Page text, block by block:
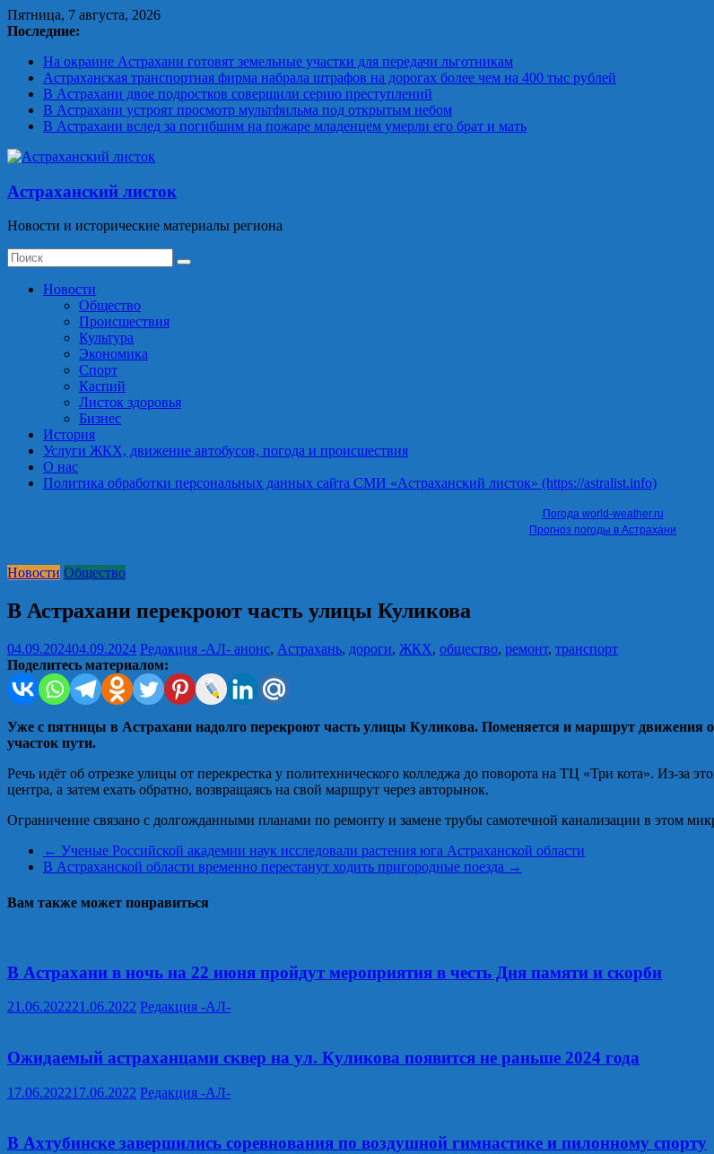
Skip
to
Пятница, 7 августа, 2026
Последние:
На окраине Астрахани готовят земельные участки для передачи льготникам
Астраханская транспортная фирма набрала штрафов на дорогах более чем на 400 тыс рублей
В Астрахани двое подростков совершили серию преступлений
В Астрахани устроят просмотр мультфильма под открытым небом
В Астрахани вслед за погибшим на пожаре младенцем умерли его брат и мать
Астраханский листок
Новости и исторические материалы региона
Новости
Общество
Происшествия
Культура
Экономика
Спорт
Каспий
Листок здоровья
Бизнес
История
Услуги ЖКХ, движение автобусов, погода и происшествия
О нас
Политика обработки персональных данных сайта СМИ «Астраханский листок» (https://astralist.info)
Погода world-weather.ru
Прогноз погоды в Астрахани
Новости Общество
В Астрахани перекроют часть улицы Куликова
04.09.202404.09.2024 Редакция -АЛ- анонс, Астрахань, дороги, ЖКХ, общество, ремонт, транспорт
Поделитесь материалом:
Уже с пятницы в Астрахани надолго перекроют часть улицы Куликова. Поменяется и маршрут движения
участок пути.
Речь идёт об отрезке улицы от перекрестка у политехнического колледжа до поворота на ТЦ «Три кота». Из-за
центра, а затем ехать обратно, возвращаясь на свой маршрут через авторынок.
Ограничение связано с долгожданными планами по ремонту и замене трубы самотечной канализации в этом
← Ученые Российской академии наук исследовали растения юга Астраханской области
В Астраханской области временно перестанут ходить пригородные поезда →
Вам также может понравиться
В Астрахани в ночь на 22 июня пройдут мероприятия в честь Дня памяти и скорби
21.06.202221.06.2022 Редакция -АЛ-
Ожидаемый астраханцами сквер на ул. Куликова появится не раньше 2024 года
17.06.202217.06.2022 Редакция -АЛ-
В Ахтубинске завершились соревнования по воздушной гимнастике и пилонному спорту